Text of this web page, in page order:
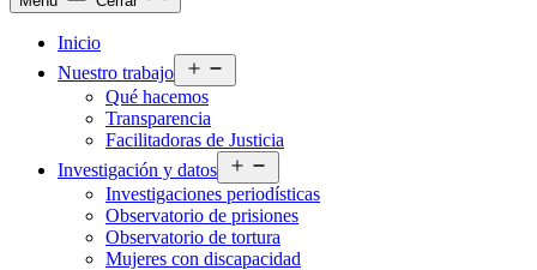
Inicio
Nuestro trabajo
el
Qué hacemos
Transparencia
Facilitadoras de Justicia
Investigación y datos
el
menú
Investigaciones periodísticas
Observatorio de prisiones
Observatorio de tortura
Mujeres con discapacidad